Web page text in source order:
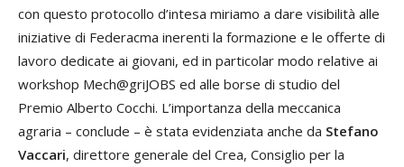
con questo protocollo d’intesa miriamo a dare visibilità alle
iniziative di Federacma inerenti la formazione e le offerte di
lavoro dedicate ai giovani, ed in particolar modo relative ai
workshop Mech@griJOBS ed alle borse di studio del
Premio Alberto Cocchi. L’importanza della meccanica
agraria – conclude – è stata evidenziata anche da Stefano
Vaccari, direttore generale del Crea, Consiglio per la